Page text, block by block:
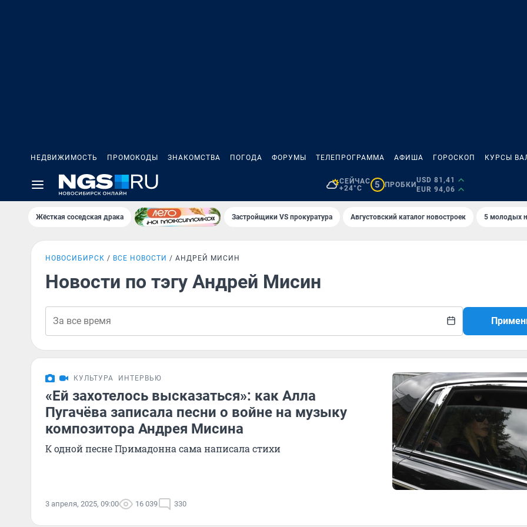
НЕДВИЖИМОСТЬ ПРОМОКОДЫ ЗНАКОМСТВА ПОГОДА ФОРУМЫ ТЕЛЕПРОГРАММА АФИША ГОРОСКОП КУРСЫ
СЕЙЧАС
+24°C
5 ПРОБКИ
USD 81,41
EUR 94,06
Жёсткая соседская драка Застройщики VS прокуратура Августовский каталог новостроек 5 молодых
НОВОСИБИРСК ВСЕ НОВОСТИ АНДРЕЙ МИСИН
Новости по тэгу Андрей Мисин
КУЛЬТУРА ИНТЕРВЬЮ
«Ей захотелось высказаться»: как Алла
Пугачёва записала песни о войне на музыку
композитора Андрея Мисина
К одной песне Примадонна сама написала стихи
3 апреля, 2025, 09:00 16 039 330